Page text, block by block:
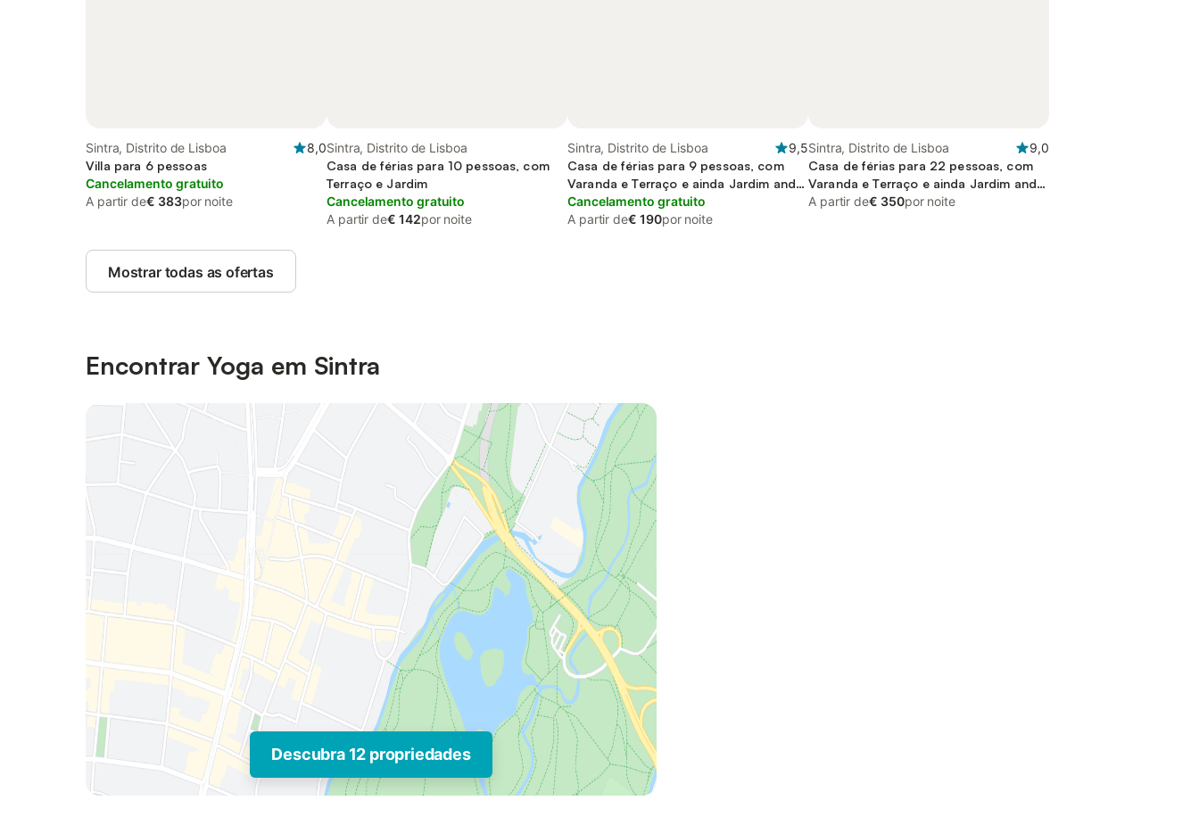
Sintra, Distrito de Lisboa
8,0
Villa para 6 pessoas
Cancelamento gratuito
A partir de€ 383por noite
Sintra, Distrito de Lisboa
Casa de férias para 10 pessoas, com
Terraço e Jardim
Cancelamento gratuito
A partir de€ 142por noite
Sintra, Distrito de Lisboa
9,5
Casa de férias para 9 pessoas, com
Varanda e Terraço e ainda Jardim and
Piscina
Cancelamento gratuito
A partir de€ 190por noite
Sintra, Distrito de Lisboa
9,0
Casa de férias para 22 pessoas, com
Varanda e Terraço e ainda Jardim and
Piscina
A partir de€ 350por noite
Mostrar todas as ofertas
Encontrar Yoga em Sintra
Descubra 12 propriedades